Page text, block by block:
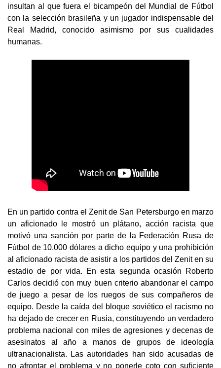
insultan al que fuera el bicampeón del Mundial de Fútbol
con la selección brasileña y un jugador indispensable del
Real Madrid, conocido asimismo por sus cualidades
humanas.
En un partido contra el Zenit de San Petersburgo en marzo
un aficionado le mostró un plátano, acción racista que
motivó una sanción por parte de la Federación Rusa de
Fútbol de 10.000 dólares a dicho equipo y una prohibición
al aficionado racista de asistir a los partidos del Zenit en su
estadio de por vida. En esta segunda ocasión Roberto
Carlos decidió con muy buen criterio abandonar el campo
de juego a pesar de los ruegos de sus compañeros de
equipo. Desde la caída del bloque soviético el racismo no
ha dejado de crecer en Rusia, constituyendo un verdadero
problema nacional con miles de agresiones y decenas de
asesinatos al año a manos de grupos de ideología
ultranacionalista. Las autoridades han sido acusadas de
no afrontar el problema y no ponerle coto con suficiente